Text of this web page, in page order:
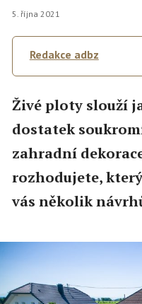
5. října 2021
Redakce adbz
Živé ploty slouží
dostatek
zahradní
rozhodujete,
vás několik